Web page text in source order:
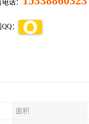
话：
：
面积